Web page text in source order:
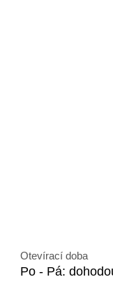
Otevírací doba
Po - Pá: